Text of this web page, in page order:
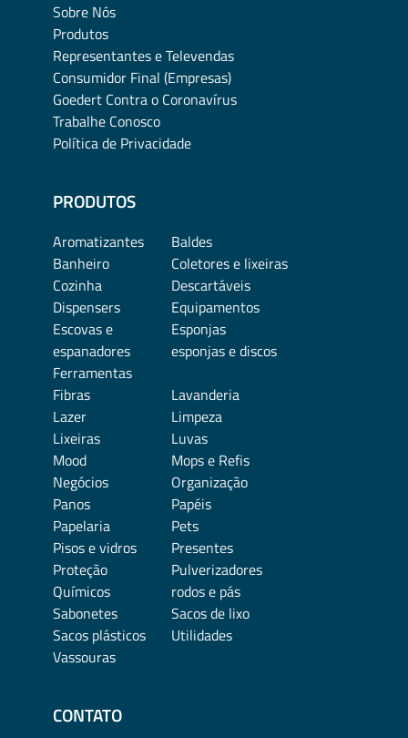
Sobre Nós
Produtos
Representantes e Televendas
Consumidor Final (Empresas)
Goedert Contra o Coronavírus
Trabalhe Conosco
Política de Privacidade
PRODUTOS
Aromatizantes
Baldes
Banheiro
Coletores e lixeiras
Cozinha
Descartáveis
Dispensers
Equipamentos
Escovas e
espanadores
Esponjas
esponjas e discos
Ferramentas
Fibras
Lavanderia
Lazer
Limpeza
Lixeiras
Luvas
Mood
Mops e Refis
Negócios
Organização
Panos
Papéis
Papelaria
Pets
Pisos e vidros
Presentes
Proteção
Pulverizadores
Químicos
rodos e pás
Sabonetes
Sacos de lixo
Sacos plásticos
Utilidades
Vassouras
CONTATO